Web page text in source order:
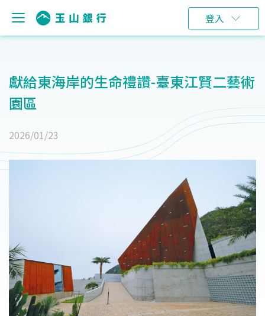
登入
獻給東海岸的生命禮讚-臺東江賢二藝術
園區
2026/01/23